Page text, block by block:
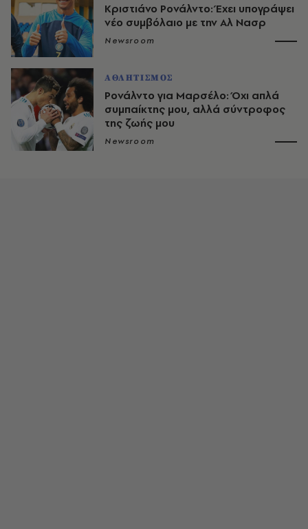
Κριστιάνο Ρονάλντο: Έχει υπογράψει
νέο συμβόλαιο με την Αλ Νασρ
Newsroom
ΑΘΛΗΤΙΣΜΟΣ
Ρονάλντο για Μαρσέλο: Όχι απλά
συμπαίκτης μου, αλλά σύντροφος
της ζωής μου
Newsroom